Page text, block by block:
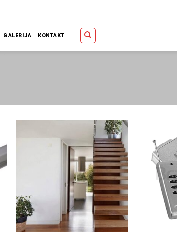
GALERIJA KONTAKT
Dodaj u
omiljene